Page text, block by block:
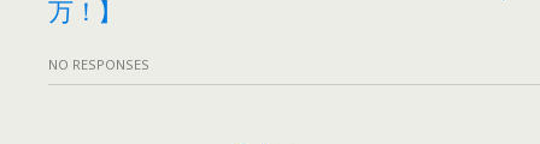
万！】
NO RESPONSES